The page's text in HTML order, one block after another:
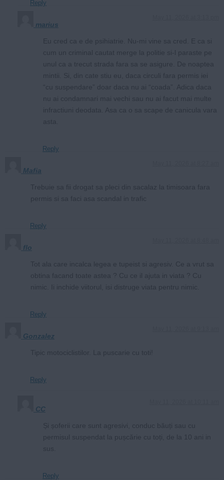
Reply
marius
Reply
Mafia
Reply
flo
Reply
Gonzalez
Reply
CC
Reply